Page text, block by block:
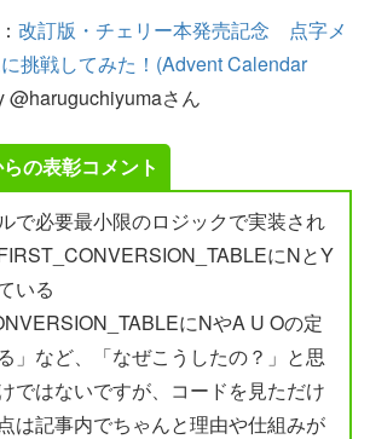
改訂版・チェリー本発売記念 点字メ
挑戦してみた！(Advent Calendar
@haruguchiyumaさん
の表彰コメント
で必要最小限のロジックで実装され
にNとY
いる
にNやA U Oの定
」など、「なぜこうしたの？」と思
ではないですが、コードを見ただけ
は記事内でちゃんと理由や仕組みが